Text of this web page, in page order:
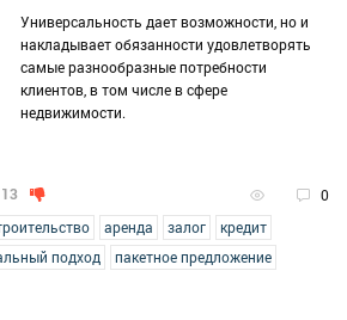
Универсальность дает возможности, но и
накладывает обязанности удовлетворять
самые разнообразные потребности
клиентов, в том числе в сфере
недвижимости.
13 0
аренда залог
кредит
подход
пакетное предложение